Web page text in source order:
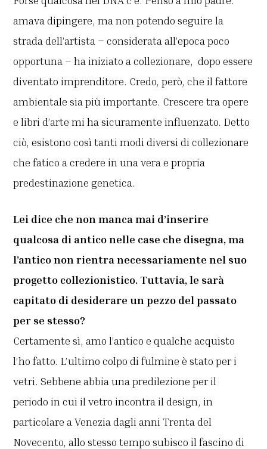
amava dipingere, ma non potendo seguire la
strada dell’artista – considerata all’epoca poco
opportuna – ha iniziato a collezionare, dopo essere
diventato imprenditore. Credo, però, che il fattore
ambientale sia più importante. Crescere tra opere
e libri d’arte mi ha sicuramente influenzato. Detto
ciò, esistono così tanti modi diversi di collezionare
che fatico a credere in una vera e propria
predestinazione genetica.
Lei dice che non manca mai d’inserire
qualcosa di antico nelle case che disegna, ma
l’antico non rientra necessariamente nel suo
progetto collezionistico. Tuttavia, le sarà
capitato di desiderare un pezzo del passato
per se stesso?
Certamente sì, amo l’antico e qualche acquisto
l’ho fatto. L’ultimo colpo di fulmine è stato per i
vetri. Sebbene abbia una predilezione per il
periodo in cui il vetro incontra il design, in
particolare a Venezia dagli anni Trenta del
Novecento, allo stesso tempo subisco il fascino di